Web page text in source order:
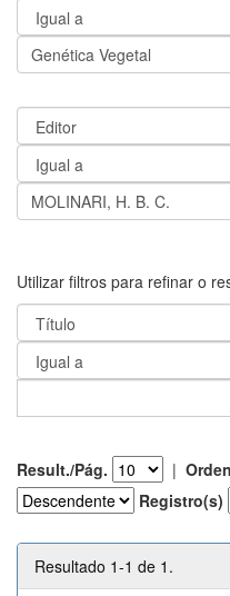
Utilizar filtros para refinar o
Result./Pág. |
Registro(s)
Resultado 1-1 de 1.